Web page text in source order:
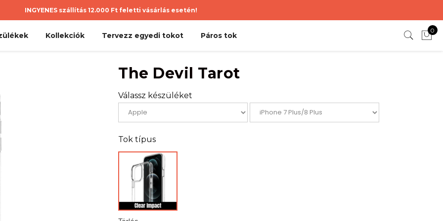
INGYENES szállítás 12.000 Ft feletti vásárlás esetén!
Kollekciók Tervezz egyedi tokot Páros tok
0
The Devil Tarot
Válassz készüléket
Tok típus